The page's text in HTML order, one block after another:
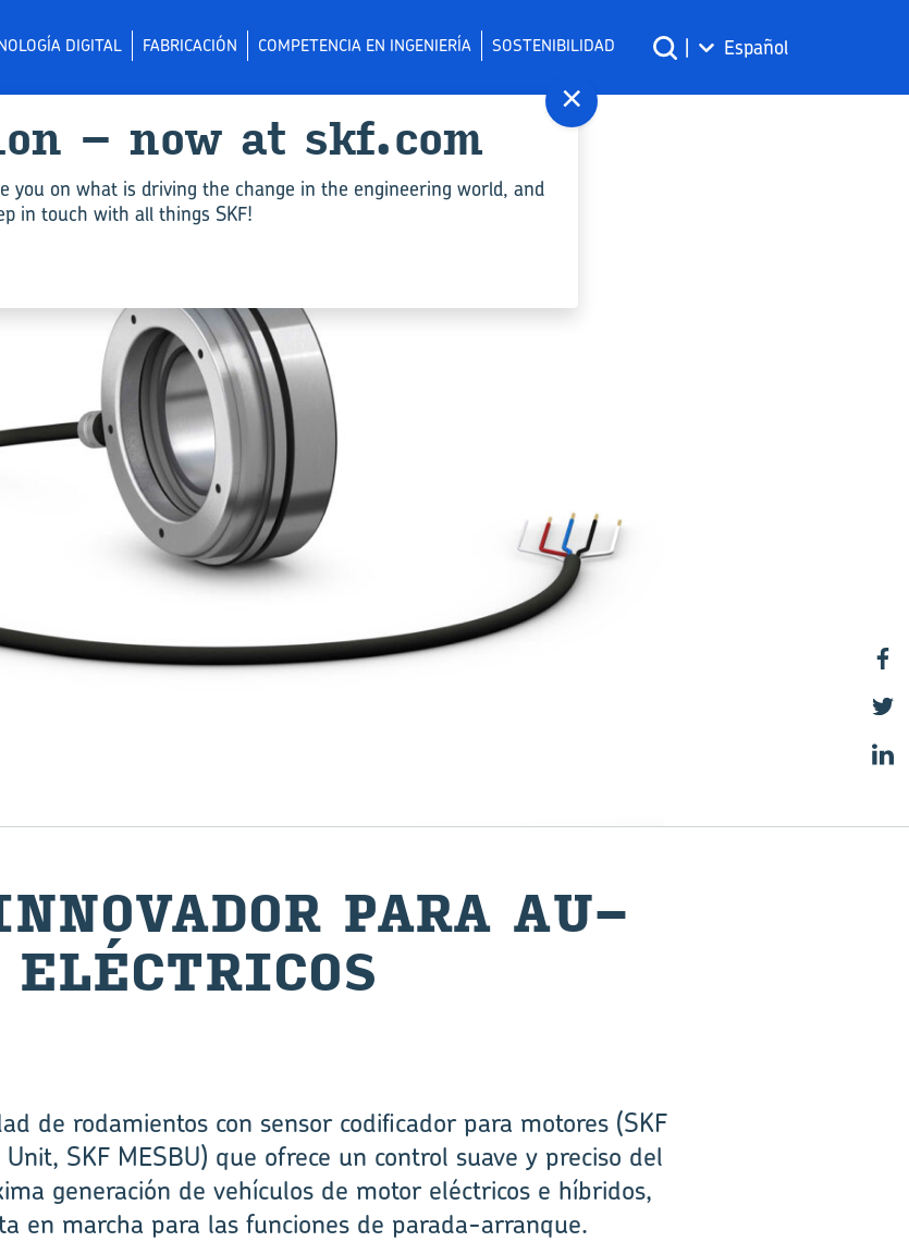
DIGITAL FABRICACIÓN COMPETENCIA EN INGENIERÍA SOSTENIBILIDAD | Español
PARA AU­
de rodamientos con sensor codificador para motores (SKF
SKF MESBU) que ofrece un control suave y preciso del
generación de vehículos de motor eléctricos e híbridos,
en marcha para las funciones de parada-arranque.
×
– now at skf.com
on what is driving the change in the engineering world, and
in touch with all things SKF!